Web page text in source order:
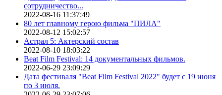
сотрудничество...
2022-08-16 11:37:49
80 лет главному герою фильма "ПИЛА"
2022-08-12 15:02:57
Астрал 5: Актерский состав
2022-08-10 18:03:22
Beat Film Festival: 14 документальных фильмов.
2022-06-29 23:09:29
Дата фестиваля "Beat Film Festival 2022" будет с 19 июня
по 3 июля.